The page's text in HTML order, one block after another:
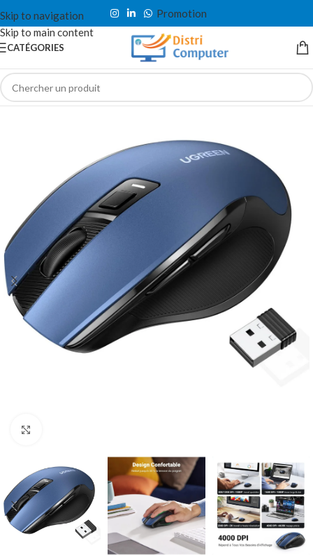
Skip to navigation
Skip to main content
Promotion
CATÉGORIES